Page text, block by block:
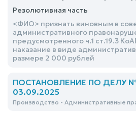
Резолютивная часть
<ФИО> признать виновным в
административного
предусмотренного ч.1 ст.19.3
наказание в виде
размере 2 000 рублей
ПОСТАНОВЛЕНИЕ ПО ДЕЛУ №
03.09.2025
Производство - Административные